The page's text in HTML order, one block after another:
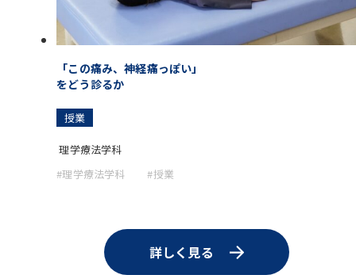
「この痛み、神経痛っぽい」
をどう診るか
授業
理学療法学科
#理学療法学科
#授業
詳しく見る